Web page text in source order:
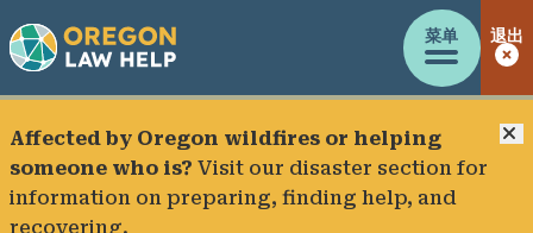
菜单 退出
Affected by Oregon wildfires or helping
someone who is? Visit our disaster section for
information on preparing, finding help, and
recovering.